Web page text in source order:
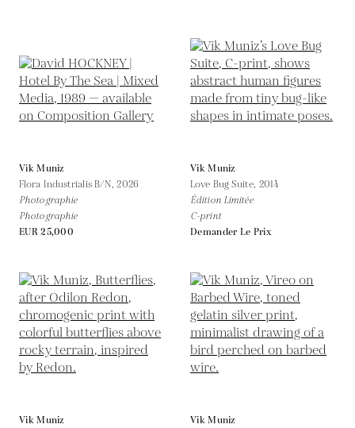
Vik Muniz
Flora Industrialis B/N,2026
Photographie
Photographie
EUR 25,000
Vik Muniz
Love Bug Suite, 2014
Édition Limitée
C-print
Demander Le Prix
Vik Muniz Vik Muniz